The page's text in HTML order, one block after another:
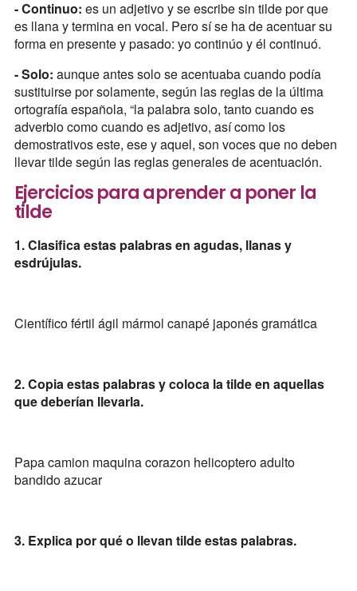
- Continuo: es un adjetivo y se escribe sin tilde por que
es llana y termina en vocal. Pero sí se ha de acentuar su
forma en presente y pasado: yo continúo y él continuó.
- Solo: aunque antes solo se acentuaba cuando podía
sustituirse por solamente, según las reglas de la última
ortografía española, “la palabra solo, tanto cuando es
adverbio como cuando es adjetivo, así como los
demostrativos este, ese y aquel, son voces que no deben
llevar tilde según las reglas generales de acentuación.
Ejercicios para aprender a poner la
tilde
1. Clasifica estas palabras en agudas, llanas y
esdrújulas.
Científico fértil ágil mármol canapé japonés gramática
2. Copia estas palabras y coloca la tilde en aquellas
que deberían llevarla.
Papa camion maquina corazon helicoptero adulto
bandido azucar
3. Explica por qué o llevan tilde estas palabras.